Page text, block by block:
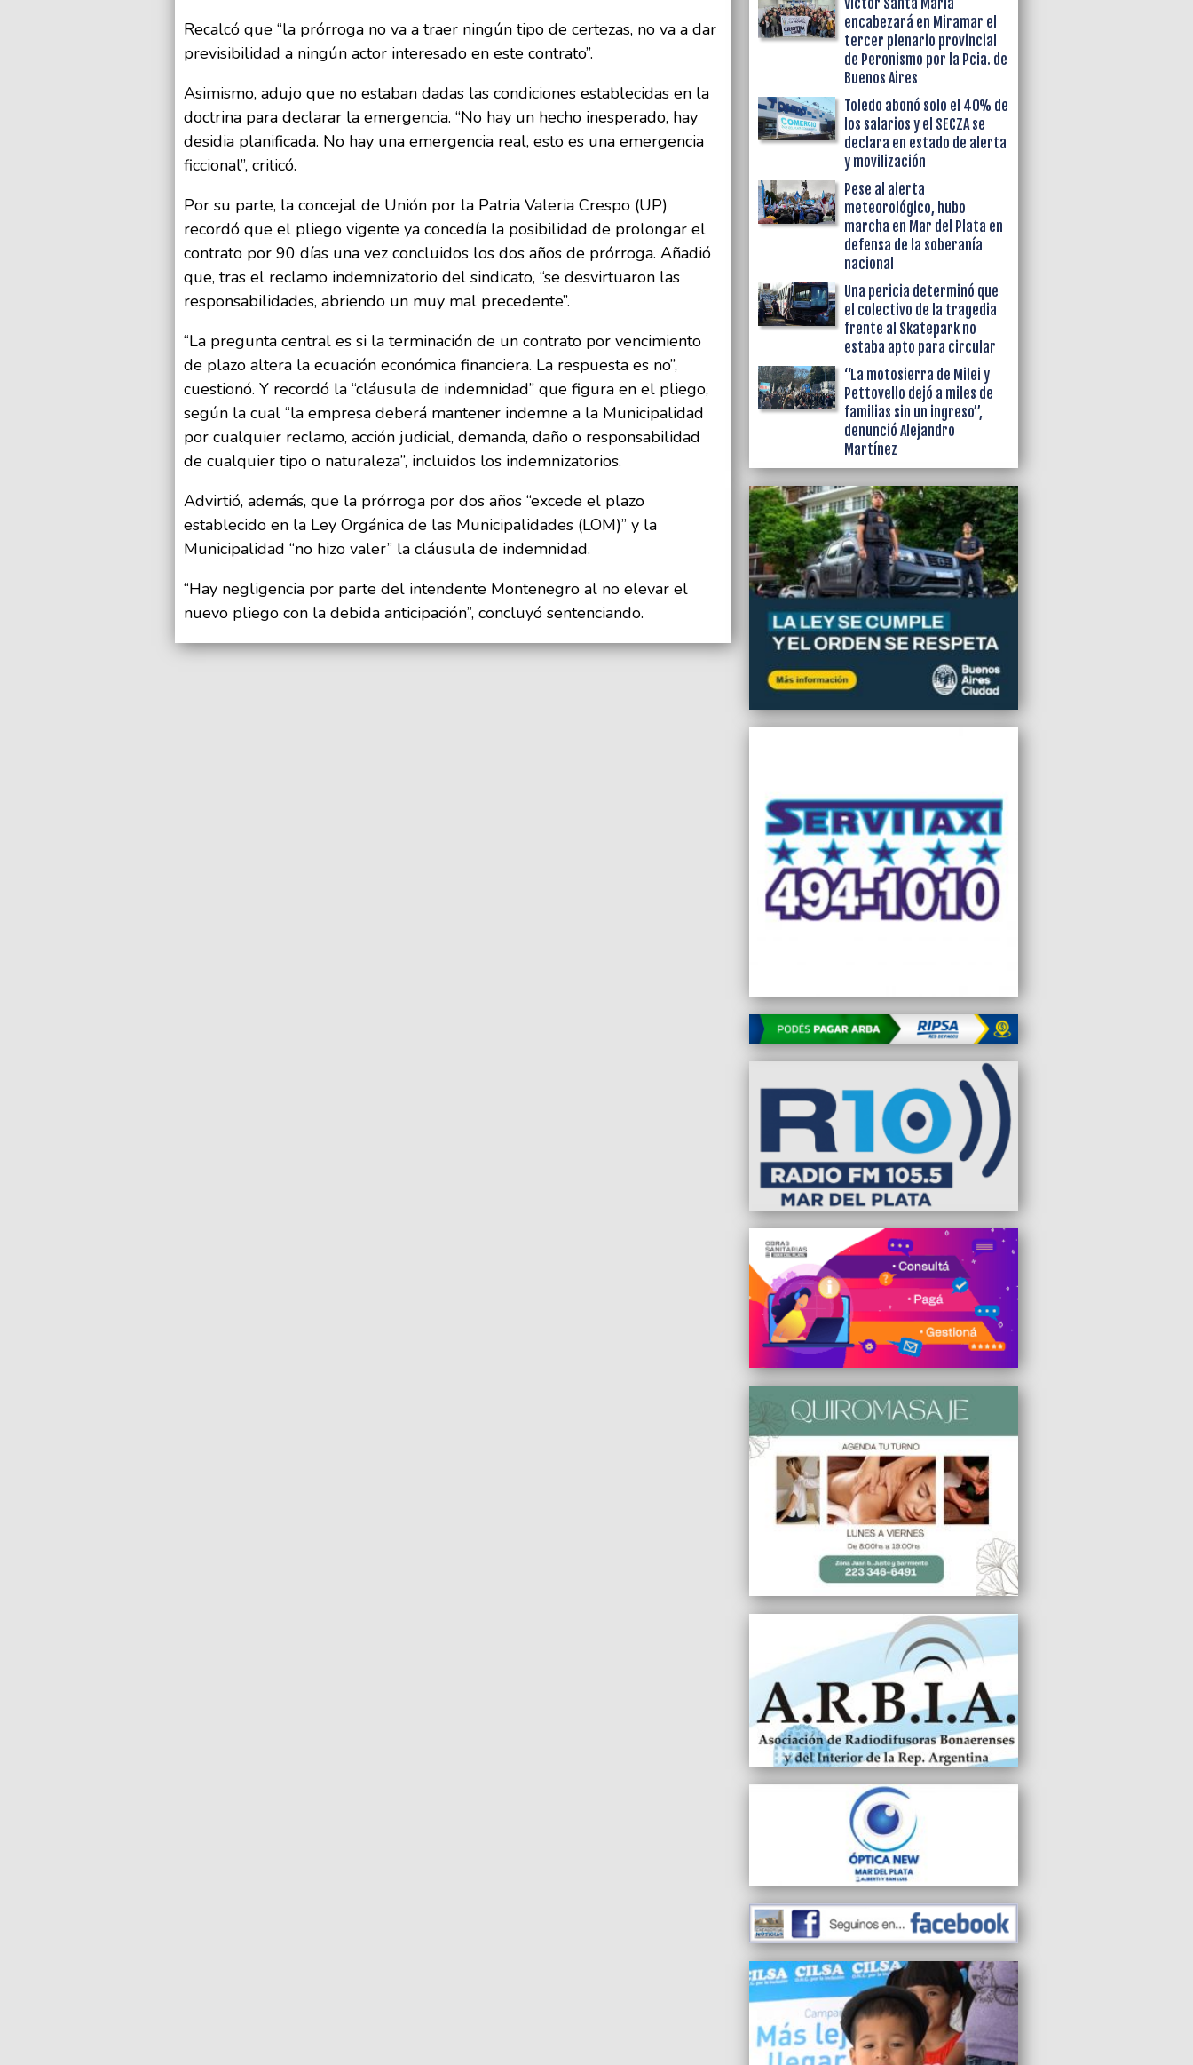
Recalcó que “la prórroga no va a traer ningún tipo de certezas, no va a dar
previsibilidad a ningún actor interesado en este contrato”.
Asimismo, adujo que no estaban dadas las condiciones establecidas en la
doctrina para declarar la emergencia. “No hay un hecho inesperado, hay
desidia planificada. No hay una emergencia real, esto es una emergencia
ficcional”, criticó.
Por su parte, la concejal de Unión por la Patria Valeria Crespo (UP)
recordó que el pliego vigente ya concedía la posibilidad de prolongar el
contrato por 90 días una vez concluidos los dos años de prórroga. Añadió
que, tras el reclamo indemnizatorio del sindicato, “se desvirtuaron las
responsabilidades, abriendo un muy mal precedente”.
“La pregunta central es si la terminación de un contrato por vencimiento
de plazo altera la ecuación económica financiera. La respuesta es no”,
cuestionó. Y recordó la “cláusula de indemnidad” que figura en el pliego,
según la cual “la empresa deberá mantener indemne a la Municipalidad
por cualquier reclamo, acción judicial, demanda, daño o responsabilidad
de cualquier tipo o naturaleza”, incluidos los indemnizatorios.
Advirtió, además, que la prórroga por dos años “excede el plazo
establecido en la Ley Orgánica de las Municipalidades (LOM)” y la
Municipalidad “no hizo valer” la cláusula de indemnidad.
“Hay negligencia por parte del intendente Montenegro al no elevar el
nuevo pliego con la debida anticipación”, concluyó sentenciando.
encabezará en Miramar el
tercer plenario provincial
de Peronismo por la Pcia. de
Buenos Aires
Toledo abonó solo el 40% de
los salarios y el SECZA se
declara en estado de alerta
y movilización
Pese al alerta
meteorológico, hubo
marcha en Mar del Plata en
defensa de la soberanía
nacional
Una pericia determinó que
el colectivo de la tragedia
frente al Skatepark no
estaba apto para circular
“La motosierra de Milei y
Pettovello dejó a miles de
familias sin un ingreso”,
denunció Alejandro
Martínez